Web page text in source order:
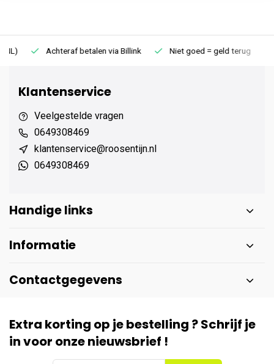
Achteraf betalen via Billink Niet goed = geld terug
Klantenservice
Veelgestelde vragen
0649308469
klantenservice@roosentijn.nl
0649308469
Handige links
Informatie
Contactgegevens
Extra korting op je bestelling ? Schrijf je
in voor onze nieuwsbrief !